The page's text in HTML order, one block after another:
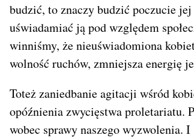
budzić, to znaczy budzić poczucie
uświadamiać ją pod względem
winniśmy, że nieuświadomiona
wolność ruchów, zmniejsza energię
Toteż zaniedbanie agitacji wśród
opóźnienia zwycięstwa proletariatu.
wobec sprawy naszego wyzwolenia.